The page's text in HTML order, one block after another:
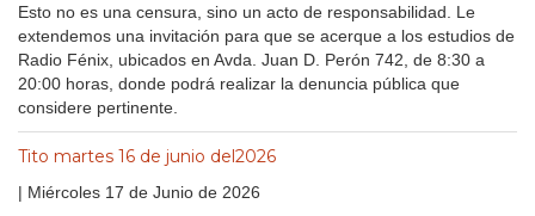
Esto no es una censura, sino un acto de responsabilidad. Le
extendemos una invitación para que se acerque a los estudios de
Radio Fénix, ubicados en Avda. Juan D. Perón 742, de 8:30 a
20:00 horas, donde podrá realizar la denuncia pública que
considere pertinente.
Tito martes 16 de junio del2026
| Miércoles 17 de Junio de 2026